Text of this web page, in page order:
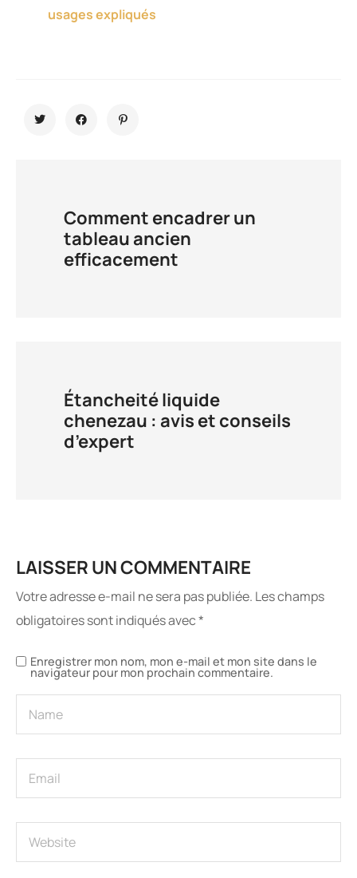
usages expliqués
Comment encadrer un
tableau ancien
efficacement
Étancheité liquide
chenezau : avis et conseils
d’expert
LAISSER UN COMMENTAIRE
Votre adresse e-mail ne sera pas publiée. Les champs
obligatoires sont indiqués avec*
Enregistrer mon nom, mon e-mail et mon site dans le
navigateur pour mon prochain commentaire.